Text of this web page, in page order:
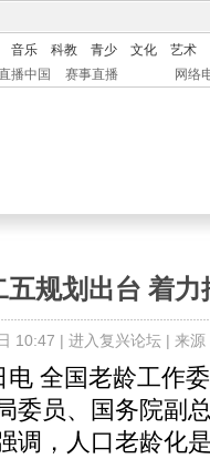
音乐 科教 青少 文化
艺术
播中国 赛事直播 网络
规划出台 着力
10:47 | 进入复兴论坛| 来源
全国老龄工作委
委员、国务院副
调，人口老龄化